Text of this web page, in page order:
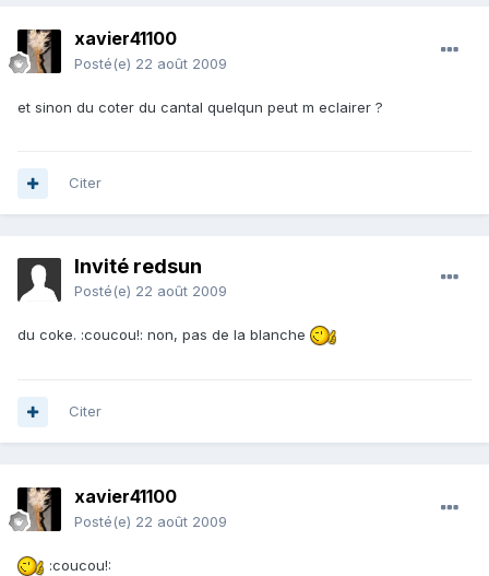
xavier41100
Posté(e) 22 août 2009
et sinon du coter du cantal quelqun peut m eclairer ?
Citer
Invité redsun
Posté(e) 22 août 2009
du coke. :coucou!: non, pas de la blanche
Citer
xavier41100
Posté(e) 22 août 2009
:coucou!: